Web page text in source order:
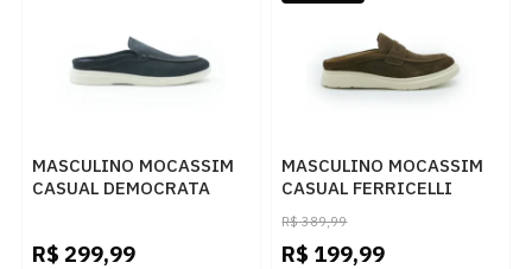
MASCULINO MOCASSIM
CASUAL DEMOCRATA
R$ 299,99
MASCULINO MOCASSIM
CASUAL FERRICELLI
MULE STE15-10CA799
CAMURCA CASTANHO
UNIS.
R$ 389,99
R$ 199,99